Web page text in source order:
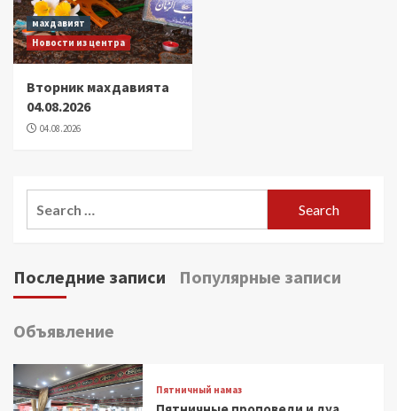
махдавият
Новости из центра
Вторник махдавията
04.08.2026
04.08.2026
Последние записи Популярные записи
Объявление
Пятничный намаз